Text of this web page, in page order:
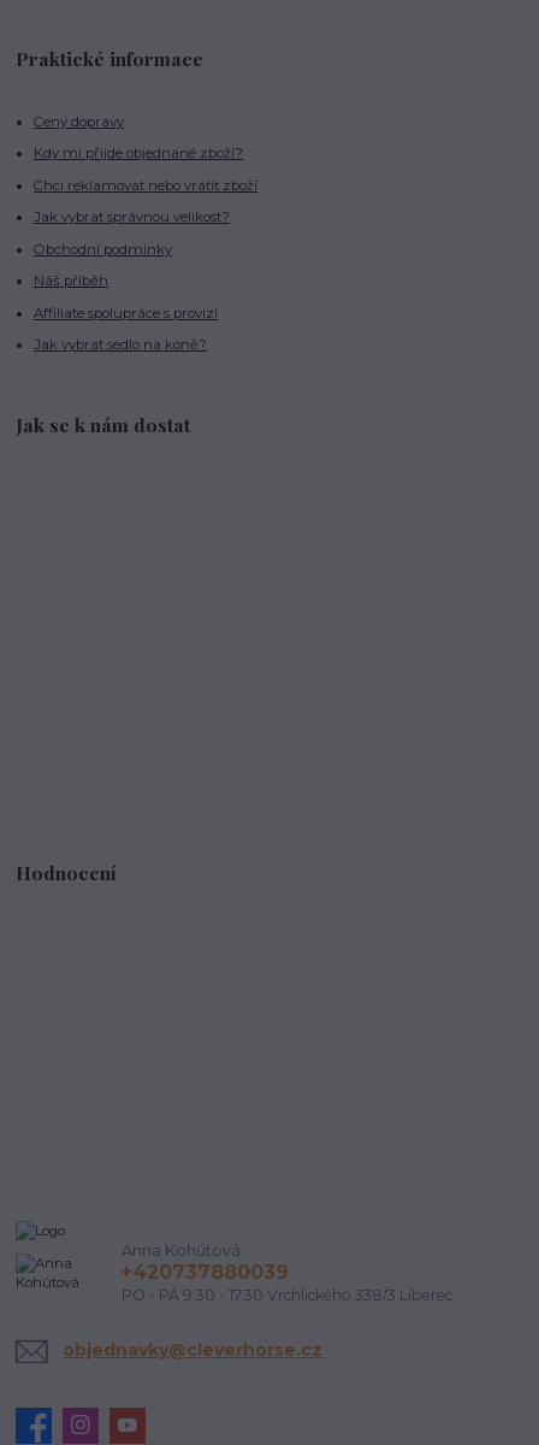
Praktické informace
Ceny dopravy
Kdy mi přijde objednané zboží?
Chci reklamovat nebo vrátit zboží
Jak vybrat správnou velikost?
Obchodní podmínky
Náš příběh
Affiliate spolupráce s provizí
Jak vybrat sedlo na koně?
Jak se k nám dostat
Hodnocení
Anna Kohútová
+420737880039
PO - PÁ 9.30 - 17.30 Vrchlického 338/3 Liberec
objednavky@cleverhorse.cz